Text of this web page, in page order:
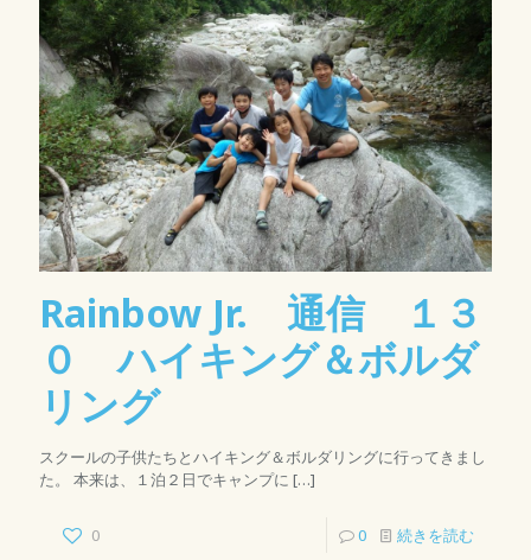
Rainbow Jr. 通信 １３
０ ハイキング＆ボルダ
リング
スクールの子供たちとハイキング＆ボルダリングに行ってきまし
た。 本来は、１泊２日でキャンプに […]
0 0 続きを読む